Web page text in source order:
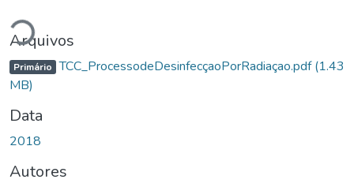
Arquivos
Primário TCC_ProcessodeDesinfecçaoPorRadiaçao.pdf(1.43
MB)
Data
2018
Autores